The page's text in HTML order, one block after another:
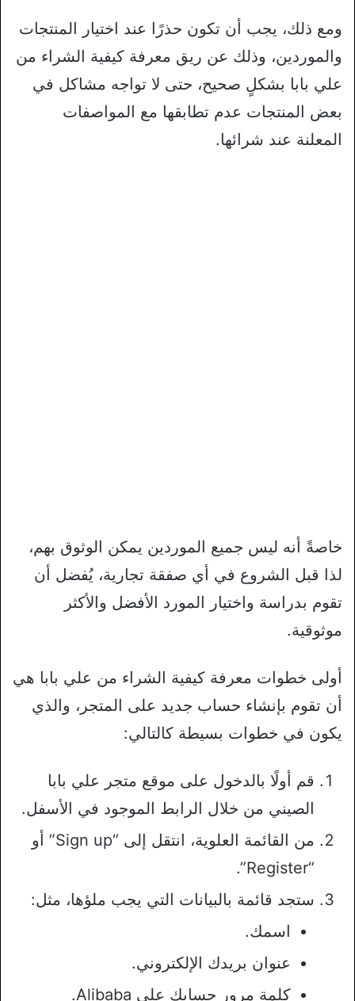
ومع ذلك، يجب أن تكون حذرًا عند اختيار المنتجات
والموردين، وذلك عن ريق معرفة كيفية الشراء من
علي بابا بشكلٍ صحيح، حتى لا تواجه مشاكل في
بعض المنتجات عدم تطابقها مع المواصفات
المعلنة عند شرائها.
خاصةً أنه ليس جميع الموردين يمكن الوثوق بهم،
لذا قبل الشروع في أي صفقة تجارية، يُفضل أن
تقوم بدراسة واختيار المورد الأفضل والأكثر
موثوقية.
أولى خطوات معرفة كيفية الشراء من علي بابا هي
أن تقوم بإنشاء حساب جديد على المتجر، والذي
يكون في خطوات بسيطة كالتالي:
قم أولًا بالدخول على موقع متجر علي بابا
الصيني من خلال الرابط الموجود في الأسفل.
من القائمة العلوية، انتقل إلى “Sign up” أو
“Register”.
ستجد قائمة بالبيانات التي يجب ملؤها، مثل:
اسمك.
عنوان بريدك الإلكتروني.
كلمة مرور حسابك على Alibaba.